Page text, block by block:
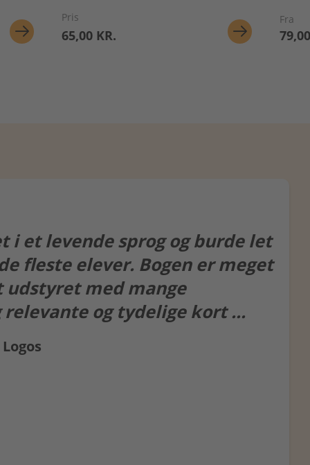
Pris
65,00 KR.
Fra
i et levende sprog og burde let
fleste elever. Bogen er meget
med mange
og tydelige kort ...